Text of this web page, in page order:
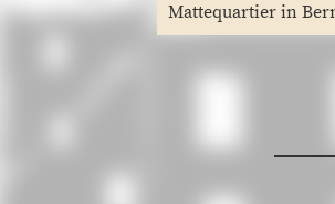
Mattequartier in